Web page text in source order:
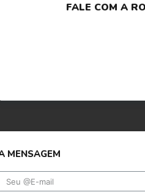
FALE COM A
MENSAGEM